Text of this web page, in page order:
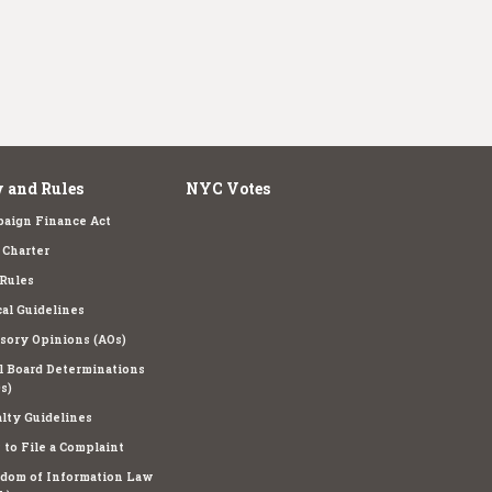
and Rules
Finance Act
Charter
Guidelines
Opinions (AOs)
Board Determinations
Guidelines
to File a Complaint
of Information Law
NYC Votes